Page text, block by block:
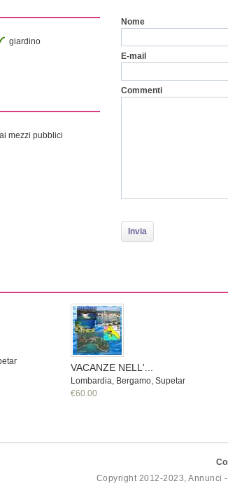
giardino
mezzi pubblici
Nome
E-mail
Commenti
VACANZE NELL'...
Lombardia, Bergamo, Supetar
€60.00
Copyright 2012-2023, Annunci